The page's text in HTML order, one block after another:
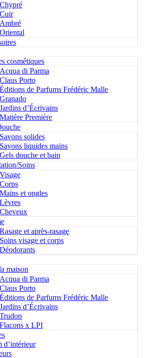
Chypré
Cuir
Ambré
Oriental
cosmétiques
Acqua di Parma
Claus Porto
Éditions de Parfums Frédéric Malle
Granado
Jardins d’Écrivains
Matière Première
Savons solides
Savons liquides mains
Gels douche et bain
Soins
Visage
Corps
Mains et ongles
Lèvres
Cheveux
Rasage et après-rasage
Soins visage et corps
Déodorants
maison
Acqua di Parma
Claus Porto
Éditions de Parfums Frédéric Malle
Jardins d’Écrivains
Trudon
Flacons x LPI
d’intérieur